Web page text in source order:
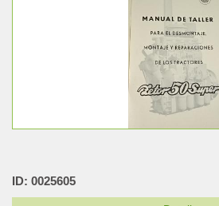
ID: 0025605